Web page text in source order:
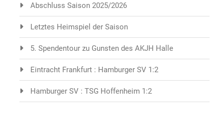
Abschluss Saison 2025/2026
Letztes Heimspiel der Saison
5. Spendentour zu Gunsten des AKJH Halle
Eintracht Frankfurt : Hamburger SV 1:2
Hamburger SV : TSG Hoffenheim 1:2